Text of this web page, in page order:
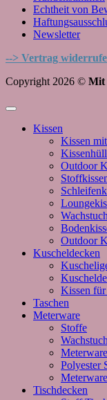
Echtheit von
Newsletter
--> Vertrag
Copyright 2026 © Mit
Kissen
Kissen
Outdoor
Outdoor
Kuscheldecken
Kissen
Taschen
Meterware
Stoffe
Polyester
Tischdecken